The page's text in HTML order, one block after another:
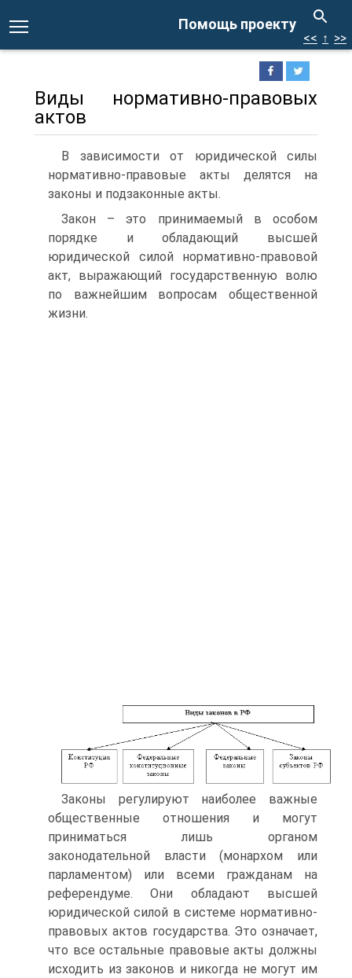
Помощь проекту
<< ↑ >>
Виды нормативно-правовых
актов
В зависимости от юридической силы
нормативно-правовые акты делятся на
законы и подзаконные акты.
Закон – это принимаемый в особом
порядке и обладающий высшей
юридической силой нормативно-правовой
акт, выражающий государственную волю
по важнейшим вопросам общественной
жизни.
Законы регулируют наиболее важные
общественные отношения и могут
приниматься лишь органом
законодательной власти (монархом или
парламентом) или всеми гражданам на
референдуме. Они обладают высшей
юридической силой в системе нормативно-
правовых актов государства. Это означает,
что все остальные правовые акты должны
исходить из законов и никогда не могут им